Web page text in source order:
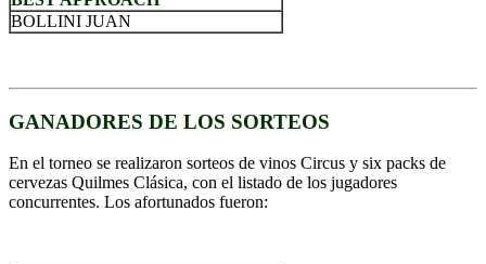
BOLLINI JUAN
GANADORES DE LOS SORTEOS
En el torneo se realizaron sorteos de vinos Circus y six packs de
cervezas Quilmes Clásica, con el listado de los jugadores
concurrentes. Los afortunados fueron: